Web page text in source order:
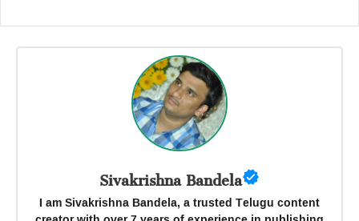
Sivakrishna Bandela
I am Sivakrishna Bandela, a trusted Telugu content